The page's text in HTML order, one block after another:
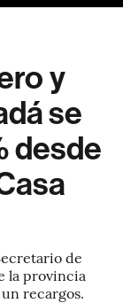
y
se
desde
de
la provincia
recargos.